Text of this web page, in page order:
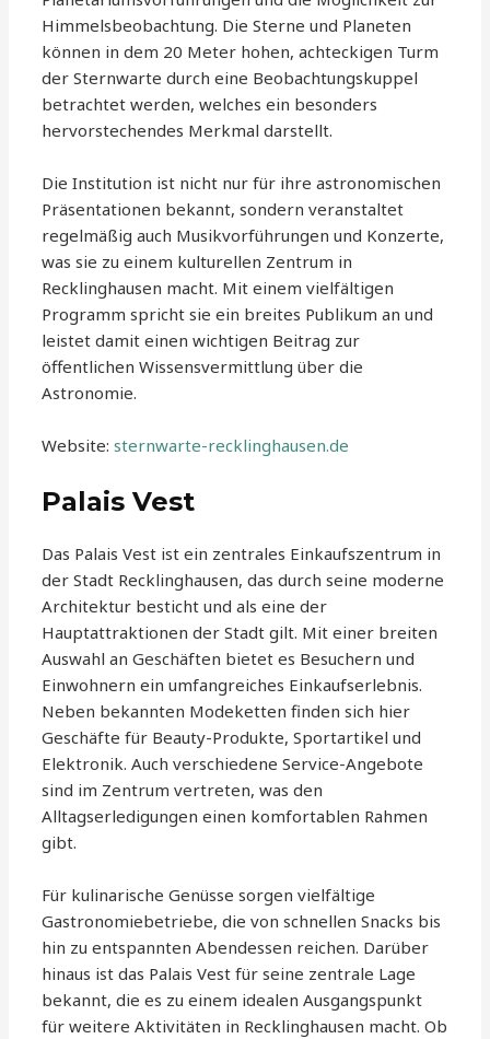
Himmelsbeobachtung. Die Sterne und Planeten
können in dem 20 Meter hohen, achteckigen Turm
der Sternwarte durch eine Beobachtungskuppel
betrachtet werden, welches ein besonders
hervorstechendes Merkmal darstellt.
Die Institution ist nicht nur für ihre astronomischen
Präsentationen bekannt, sondern veranstaltet
regelmäßig auch Musikvorführungen und Konzerte,
was sie zu einem kulturellen Zentrum in
Recklinghausen macht. Mit einem vielfältigen
Programm spricht sie ein breites Publikum an und
leistet damit einen wichtigen Beitrag zur
öffentlichen Wissensvermittlung über die
Astronomie.
Website:sternwarte-recklinghausen.de
Palais Vest
Das Palais Vest ist ein zentrales Einkaufszentrum in
der Stadt Recklinghausen, das durch seine moderne
Architektur besticht und als eine der
Hauptattraktionen der Stadt gilt. Mit einer breiten
Auswahl an Geschäften bietet es Besuchern und
Einwohnern ein umfangreiches Einkaufserlebnis.
Neben bekannten Modeketten finden sich hier
Geschäfte für Beauty-Produkte, Sportartikel und
Elektronik. Auch verschiedene Service-Angebote
sind im Zentrum vertreten, was den
Alltagserledigungen einen komfortablen Rahmen
gibt.
Für kulinarische Genüsse sorgen vielfältige
Gastronomiebetriebe, die von schnellen Snacks bis
hin zu entspannten Abendessen reichen. Darüber
hinaus ist das Palais Vest für seine zentrale Lage
bekannt, die es zu einem idealen Ausgangspunkt
für weitere Aktivitäten in Recklinghausen macht. Ob